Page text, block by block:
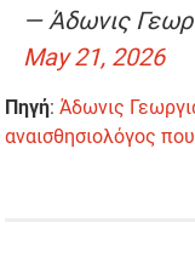
— Άδωνις
May 21, 2026
Πηγή:Άδωνις
αναισθησιολόγος